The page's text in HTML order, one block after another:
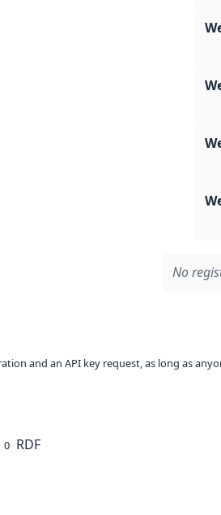
No
and an API key request, as long as
0 RDF